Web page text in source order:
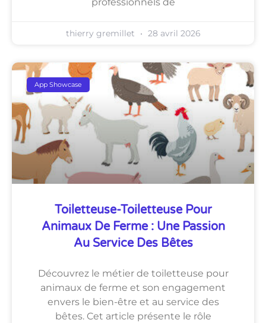
professionnels de
thierry gremillet 28 avril 2026
App Showcase
Toiletteuse-Toiletteuse Pour
Animaux De Ferme : Une Passion
Au Service Des Bêtes
Découvrez le métier de toiletteuse pour
animaux de ferme et son engagement
envers le bien-être et au service des
bêtes. Cet article présente le rôle